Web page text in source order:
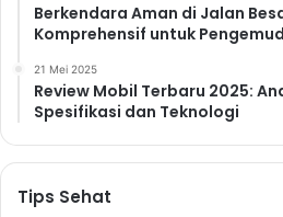
Berkendara Aman di Jalan
Komprehensif untuk
21 Mei 2025
Review Mobil Terbaru 2025:
Spesifikasi dan Teknologi
Tips Sehat